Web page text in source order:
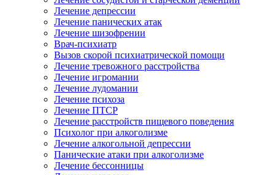
Лечение депрессии
Лечение панических атак
Лечение шизофрении
Врач-психиатр
Вызов скорой психиатрической помощи
Лечение тревожного расстройства
Лечение игромании
Лечение лудомании
Лечение психоза
Лечение ПТСР
Лечение расстройств пищевого поведения
Психолог при алкоголизме
Лечение алкогольной депрессии
Панические атаки при алкоголизме
Лечение бессонницы